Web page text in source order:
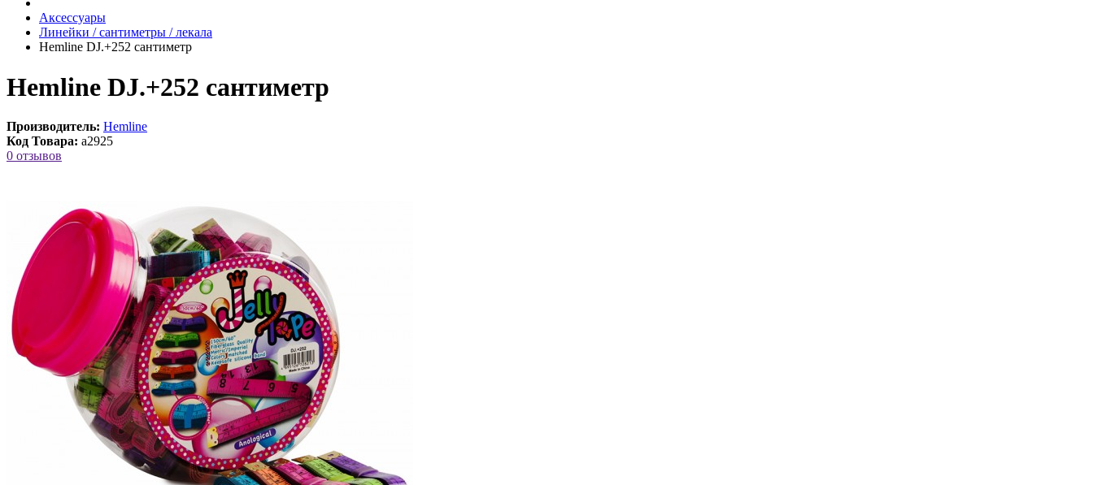
Аксессуары
Линейки / сантиметры / лекала
Hemline DJ.+252 сантиметр
Hemline DJ.+252 сантиметр
Производитель: Hemline
Код Товара: a2925
0 отзывов